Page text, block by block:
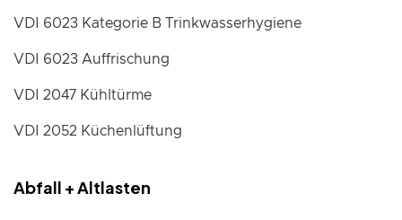
VDI 6023 Kategorie B Trinkwasserhygiene
VDI 6023 Auffrischung
VDI 2047 Kühltürme
VDI 2052 Küchenlüftung
Abfall + Altlasten